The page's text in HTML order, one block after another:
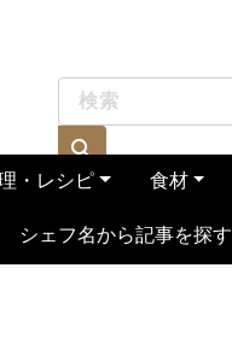
・レシピ 食材
シェフ名から記事を探す